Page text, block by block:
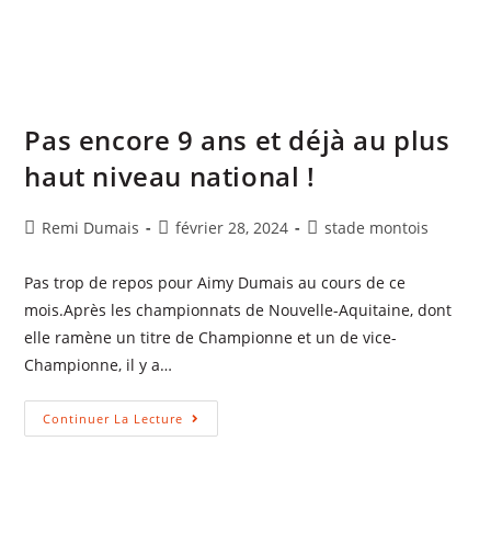
Pas encore 9 ans et déjà au plus
haut niveau national !
Remi Dumais février 28, 2024 stade montois
Pas trop de repos pour Aimy Dumais au cours de ce
mois.Après les championnats de Nouvelle-Aquitaine, dont
elle ramène un titre de Championne et un de vice-
Championne, il y a…
Continuer La Lecture